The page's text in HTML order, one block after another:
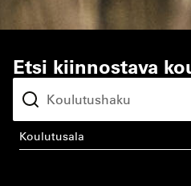
Etsi kiinnostava
koulutusala